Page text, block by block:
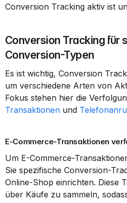
Conversion Tracking aktiv ist
Conversion Tracking für
Conversion-Typen
Es ist wichtig, Conversion
um verschiedene Arten von
Fokus stehen hier die
Transaktionen und
E-Commerce-Transaktionen
Um E-Commerce-
Sie spezifische Conversion-
Online-Shop einrichten. Diese
über Käufe zu sammeln,